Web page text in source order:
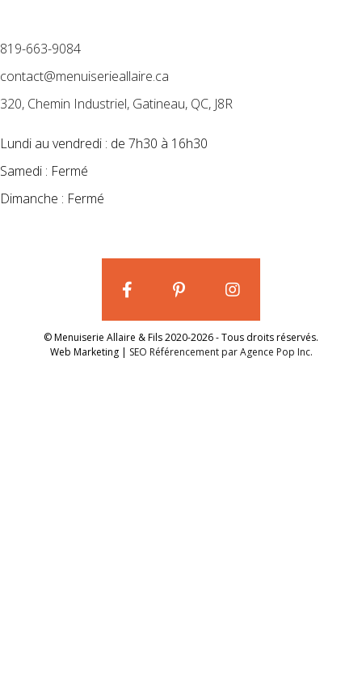
819-663-9084
contact@menuiserieallaire.ca
320, Chemin Industriel, Gatineau, QC, J8R
Lundi au vendredi : de 7h30 à 16h30
Samedi : Fermé
Dimanche : Fermé
© Menuiserie Allaire & Fils 2020-2026 - Tous droits réservés.
Web Marketing | SEO Référencement par Agence Pop Inc.